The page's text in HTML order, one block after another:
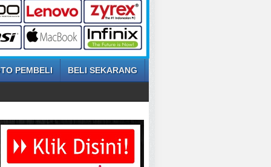
PEMBELI BELI SEKARANG